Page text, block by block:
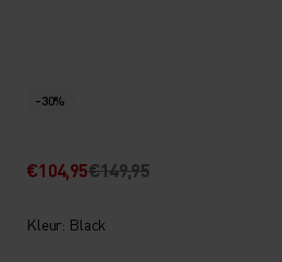
-30%
€104,95€149,95
Kleur: Black